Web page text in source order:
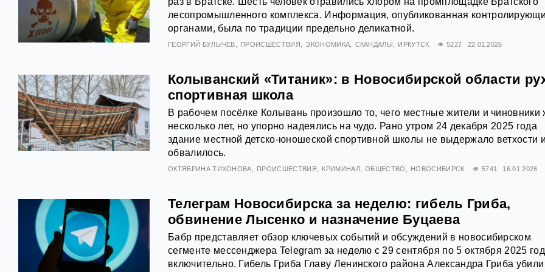
лесопромышленного комплекса. Информация, опубликованная
органами, была по традиции предельно деликатной.
ГЕОРГИЙ БУЛЫЧЕВ ПРОИСШЕСТВИЯ ЭКОНОМИКА СКАНДАЛЫ ИРКУТСК 5227 22.01.2026
Колыванский «Титаник»: в Новосибирской области
спортивная школа
В рабочем посёлке Колывань произошло то, чего местные жители и чиновники
несколько лет, но упорно надеялись на чудо. Рано утром 24 декабря 2025 года
здание местной детско-юношеской спортивной школы не выдержало ветхости и
обвалилось.
ОКТЯБРИНА ТИХОНОВА ПРОИСШЕСТВИЯ КРИМИНАЛ ОБЩЕСТВО НОВОСИБИРСК 5741 16.01.2026
Телеграм Новосибирска за неделю: гибель Гриба,
обвинение Лысенко и назначение Буцаева
Бабр представляет обзор ключевых событий и обсуждений в новосибирском
сегменте мессенджера Telegram за неделю с 29 сентября по 5 октября 2025
включительно. Гибель Гриба Главу Ленинского района Александра Гриба